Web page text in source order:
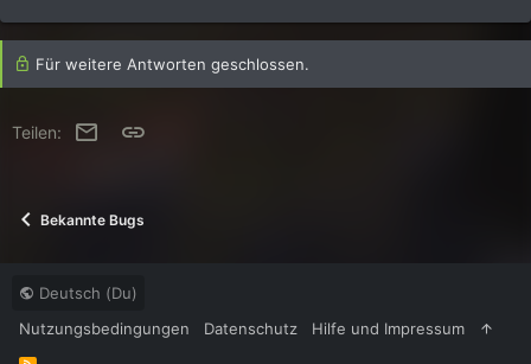
t
i
n
Für weitere Antworten geschlossen.
Teilen: E-Mail
Bekannte Bugs
Deutsch (Du)
Nutzungsbedingungen
Datenschutz Hilfe und Impressum